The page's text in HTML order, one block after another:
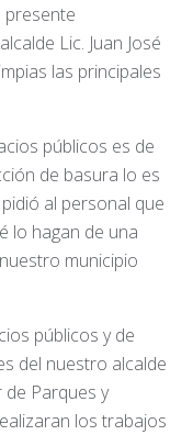
presente
Lic. Juan José
las principales
públicos es de
de basura lo es
al personal que
lo hagan de una
municipio
públicos y de
del nuestro alcalde
Parques y
los trabajos